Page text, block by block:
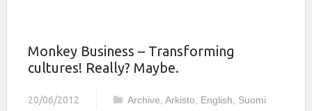
Monkey Business – Transforming
cultures! Really? Maybe.
20/06/2012 Archive Arkisto English Suomi